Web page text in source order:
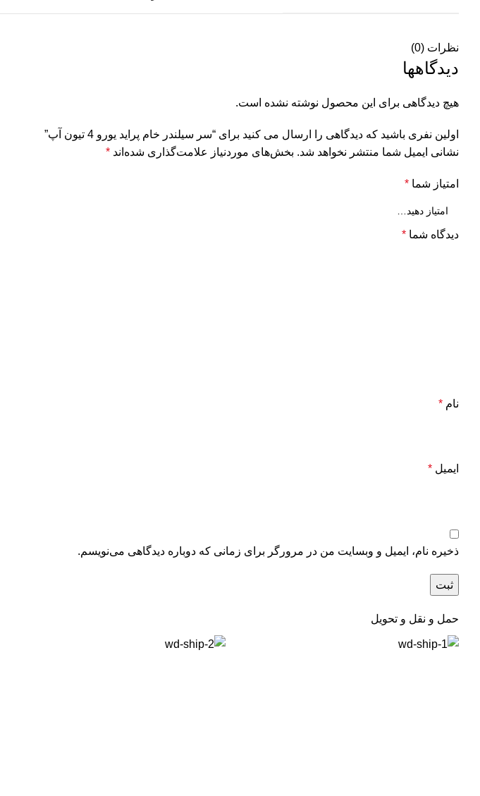
نظرات (0)
دیدگاهها
هیچ دیدگاهی برای این محصول نوشته نشده است.
اولین نفری باشید که دیدگاهی را ارسال می کنید برای “سر سیلندر خام پراید یورو 4 تیون آپ”
نشانی ایمیل شما منتشر نخواهد شد. بخش‌های موردنیاز علامت‌گذاری شده‌اند *
امتیاز شما *
دیدگاه شما *
نام *
ایمیل *
ذخیره نام، ایمیل و وبسایت من در مرورگر برای زمانی که دوباره دیدگاهی می‌نویسم.
حمل و نقل و تحویل